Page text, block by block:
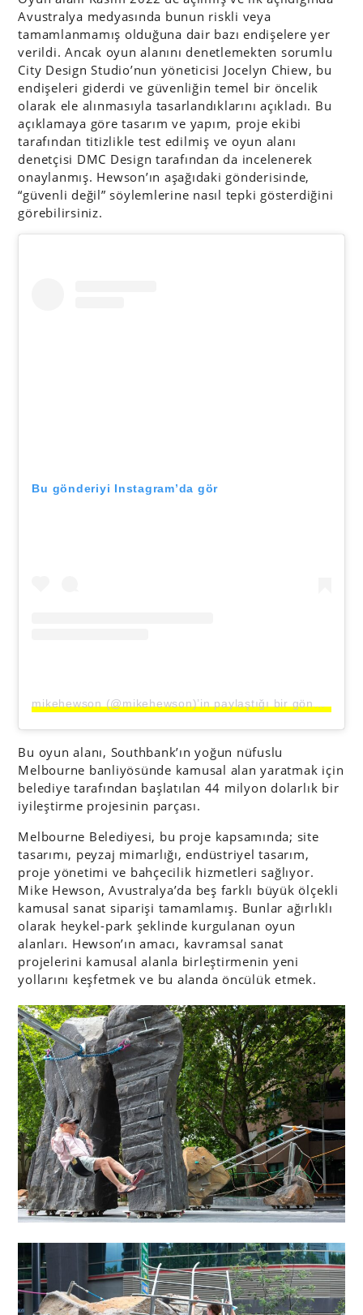
Avustralya medyasında bunun riskli veya
tamamlanmamış olduğuna dair bazı endişelere yer
verildi. Ancak oyun alanını denetlemekten sorumlu
City Design Studio’nun yöneticisi Jocelyn Chiew, bu
endişeleri giderdi ve güvenliğin temel bir öncelik
olarak ele alınmasıyla tasarlandıklarını açıkladı. Bu
açıklamaya göre tasarım ve yapım, proje ekibi
tarafından titizlikle test edilmiş ve oyun alanı
denetçisi DMC Design tarafından da incelenerek
onaylanmış. Hewson’ın aşağıdaki gönderisinde,
“güvenli değil” söylemlerine nasıl tepki gösterdiğini
görebilirsiniz.
Bu gönderiyi Instagram’da gör
Bu oyun alanı, Southbank’ın yoğun nüfuslu
Melbourne banliyösünde kamusal alan yaratmak için
belediye tarafından başlatılan 44 milyon dolarlık bir
iyileştirme projesinin parçası.
Melbourne Belediyesi, bu proje kapsamında; site
tasarımı, peyzaj mimarlığı, endüstriyel tasarım,
proje yönetimi ve bahçecilik hizmetleri sağlıyor.
Mike Hewson, Avustralya’da beş farklı büyük ölçekli
kamusal sanat siparişi tamamlamış. Bunlar ağırlıklı
olarak heykel-park şeklinde kurgulanan oyun
alanları. Hewson’ın amacı, kavramsal sanat
projelerini kamusal alanla birleştirmenin yeni
yollarını keşfetmek ve bu alanda öncülük etmek.